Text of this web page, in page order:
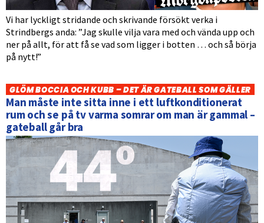
Vi har lyckligt stridande och skrivande försökt verka i
Strindbergs anda: ”Jag skulle vilja vara med och vända upp och
ner på allt, för att få se vad som ligger i botten … och så börja
på nytt!”
GLÖM BOCCIA OCH KUBB – DET ÄR GATEBALL SOM GÄLLER
Man måste inte sitta inne i ett luftkonditionerat
rum och se på tv varma somrar om man är gammal –
gateball går bra